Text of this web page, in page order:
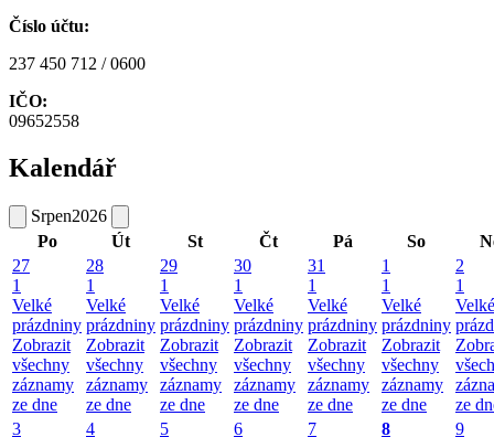
Číslo účtu:
237 450 712 / 0600
IČO:
09652558
Kalendář
Srpen2026
Po
Út St Čt Pá So
27
1
Velké
prázdniny
Zobrazit
všechny
záznamy
ze dne
28
1
Velké
prázdniny
Zobrazit
všechny
záznamy
ze dne
29
1
Velké
prázdniny
Zobrazit
všechny
záznamy
ze dne
30
1
Velké
prázdniny
Zobrazit
všechny
záznamy
ze dne
31
1
Velké
prázdniny
Zobrazit
všechny
záznamy
ze dne
1
1
Velké
prázdniny
Zobrazit
všechny
záznamy
ze dne
2
1
Velké
ze
3
4
5
6
7
8
9